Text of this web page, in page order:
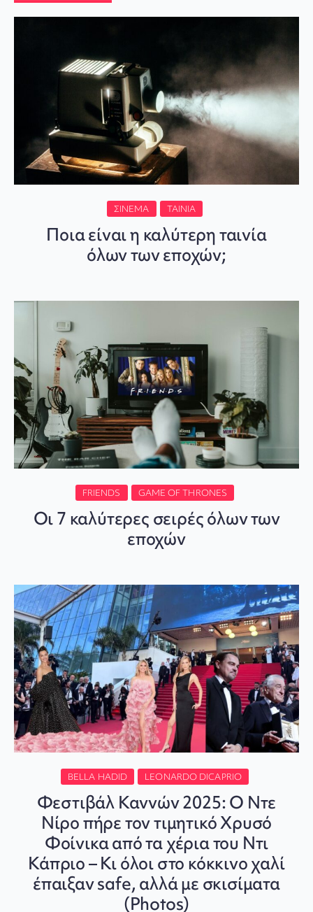
ΣΙΝΕΜΆ ΤΑΙΝΊΑ
Ποια είναι η καλύτερη ταινία
όλων των εποχών;
FRIENDS GAME OF THRONES
Οι 7 καλύτερες σειρές όλων των
εποχών
BELLA HADID LEONARDO DICAPRIO
Φεστιβάλ Καννών 2025: Ο Ντε
Νίρο πήρε τον τιμητικό Χρυσό
Φοίνικα από τα χέρια του Ντι
Κάπριο – Κι όλοι στο κόκκινο χαλί
έπαιξαν safe, αλλά με σκισίματα
(Photos)